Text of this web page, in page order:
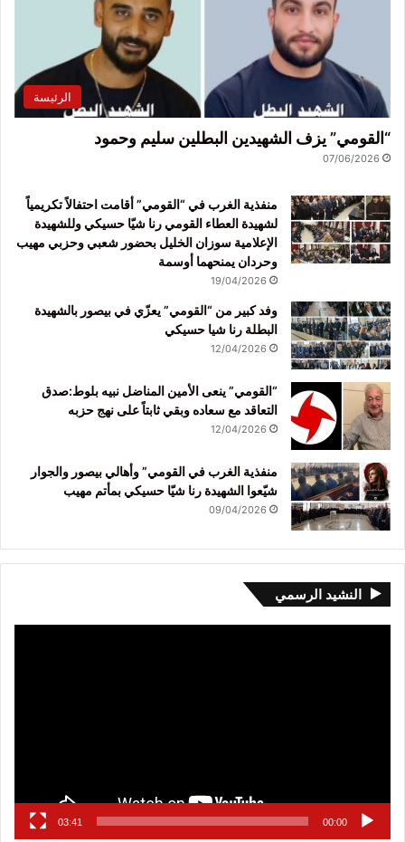
الرئيسة
“القومي” يزف الشهيدين البطلين سليم وحمود
07/06/2026
منفذية الغرب في “القومي” أقامت احتفالاً تكريمياً
لشهيدة العطاء القومي رنا شيّا حسيكي وللشهيدة
الإعلامية سوزان الخليل بحضور شعبي وحزبي مهيب
وحردان يمنحهما أوسمة
19/04/2026
وفد كبير من “القومي” يعزّي في بيصور بالشهيدة
البطلة رنا شيا حسيكي
12/04/2026
“القومي” ينعى الأمين المناضل نبيه بلوط:صدق
التعاقد مع سعاده وبقي ثابتاً على نهج حزبه
12/04/2026
منفذية الغرب في القومي” وأهالي بيصور والجوار
شيّعوا الشهيدة رنا شيّا حسيكي بمأتم مهيب
09/04/2026
النشيد الرسمي
00:00
03:41